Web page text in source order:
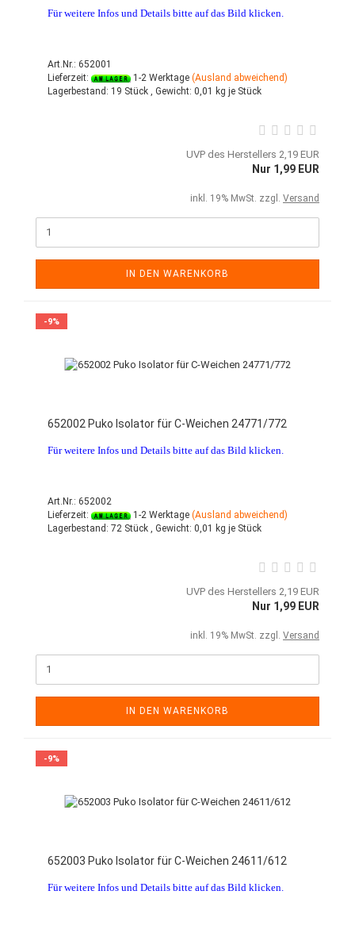
Für weitere Infos und Details bitte auf das Bild klicken.
Art.Nr.: 652001
Lieferzeit:
1-2 Werktage (Ausland abweichend)
Lagerbestand: 19 Stück , Gewicht: 0,01 kg je Stück
UVP des Herstellers 2,19 EUR
Nur 1,99 EUR
inkl. 19% MwSt. zzgl. Versand
IN DEN WARENKORB
-9%
652002 Puko Isolator für C-Weichen 24771/772
Für weitere Infos und Details bitte auf das Bild klicken.
Art.Nr.: 652002
Lieferzeit:
1-2 Werktage (Ausland abweichend)
Lagerbestand: 72 Stück , Gewicht: 0,01 kg je Stück
UVP des Herstellers 2,19 EUR
Nur 1,99 EUR
inkl. 19% MwSt. zzgl. Versand
IN DEN WARENKORB
-9%
652003 Puko Isolator für C-Weichen 24611/612
Für weitere Infos und Details bitte auf das Bild klicken.